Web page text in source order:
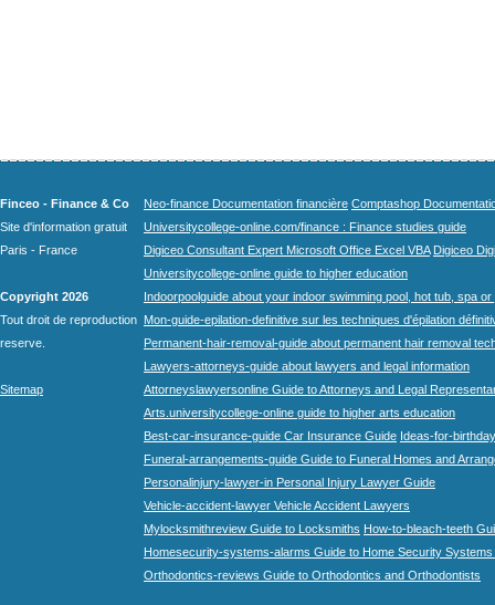
Finceo - Finance & Co
Site d'information gratuit
Paris - France
Copyright 2026
Tout droit de reproduction
reserve.
Sitemap
Neo-finance Documentation financière Comptashop
Universitycollege-online.com/finance : Finance studies guide
Digiceo Consultant Expert Microsoft Office Excel VBA Digiceo
Universitycollege-online guide to higher education
Indoorpoolguide about your indoor swimming pool, hot tub, spa
Mon-guide-epilation-definitive sur les techniques d'épilation
Permanent-hair-removal-guide about permanent hair removal
Lawyers-attorneys-guide about lawyers and legal information
Attorneyslawyersonline Guide to Attorneys and Legal
Arts.universitycollege-online guide to higher arts education
Best-car-insurance-guide Car Insurance Guide Ideas-for-
Funeral-arrangements-guide Guide to Funeral Homes and
Personalinjury-lawyer-in Personal Injury Lawyer Guide
Vehicle-accident-lawyer Vehicle Accident Lawyers
Mylocksmithreview Guide to Locksmiths How-to-bleach-teeth
Homesecurity-systems-alarms Guide to Home Security Systems
Orthodontics-reviews Guide to Orthodontics and Orthodontists